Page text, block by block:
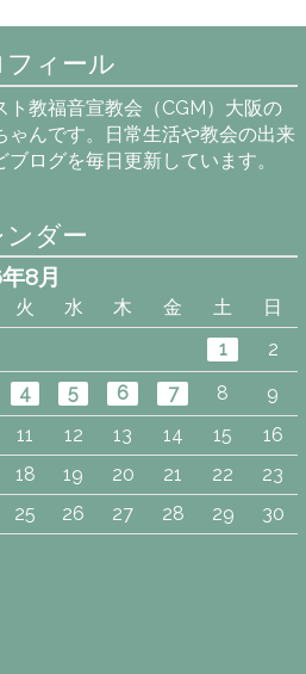
フィール
ト教福音宣教会（CGM）大阪の
ゃんです。日常生活や教会の出来
ブログを毎日更新しています。
ンダー
8月
火 水 木 金 土
日
1
2
4 5 6 7 8
9
11 12 13 14 15
16
18 19 20 21 22
23
25 26 27 28 29
30